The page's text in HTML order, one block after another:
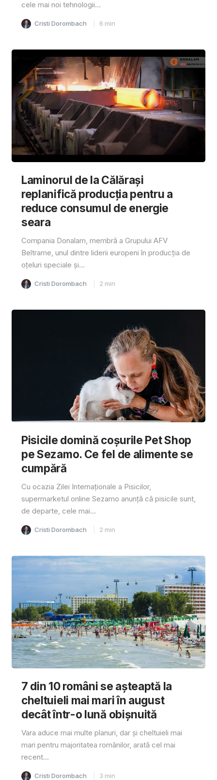
cele mai noi tehnologii...
Cristi Dorombach 6 min
Laminorul de la Călărași
replanifică producția pentru a
reduce consumul de energie
seara
Compania Donalam, membră a Grupului AFV
Beltrame, unul dintre liderii europeni în producția de
oțeluri speciale și...
Cristi Dorombach 2 min
Pisicile domină coșurile Pet Shop
pe Sezamo. Ce fel de alimente se
cumpără
Cu ocazia Zilei Internaționale a Pisicilor,
supermarketul online Sezamo anunță că pisicile sunt,
de departe, cele mai...
Cristi Dorombach 2 min
7 din 10 români se așteaptă la
cheltuieli mai mari în august
decât într-o lună obișnuită
Vara aduce mai multe planuri, dar și cheltuieli mai
mari pentru majoritatea românilor, arată cel mai
recent...
Cristi Dorombach 3 min